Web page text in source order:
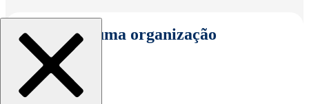
Selecionar uma organização